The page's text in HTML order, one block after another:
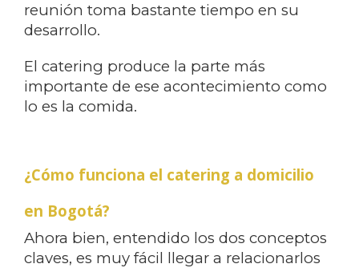
reunión toma bastante tiempo en su
desarrollo.
El catering produce la parte más
importante de ese acontecimiento como
lo es la comida.
¿Cómo funciona el catering a domicilio
en Bogotá?
Ahora bien, entendido los dos conceptos
claves, es muy fácil llegar a relacionarlos